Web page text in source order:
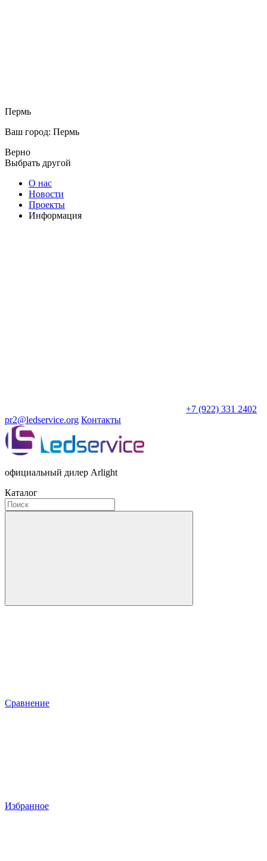
Пермь
Ваш город: Пермь
Верно
Выбрать другой
О нас
Новости
Проекты
Информация
+7 (922) 331 2402
pr2@ledservice.org Контакты
официальный дилер Arlight
Каталог
Сравнение
Избранное